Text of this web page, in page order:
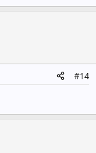
#14